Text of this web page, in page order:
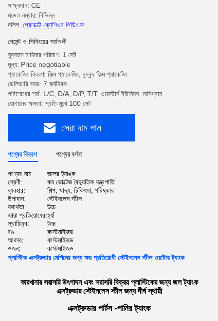
সাক্ষ্যদান: CE
মডেল নম্বার: বিভিন্ন
দলিল: প্রোডাক্ট ব্রোশিওর পিডিএফ
পেমেন্ট ও শিপিংয়ের শর্তাবলী
ন্যূনতম চাহিদার পরিমাণ: 1 সেট
মূল্য: Price negotiable
প্যাকেজিং বিবরণ: ফিল্ম প্যাকেজিং, বুদ্বুদ ফিল্ম প্যাকেজিং
ডেলিভারি সময়: 7 কর্মদিবস
পরিশোধের শর্ত: L/C, D/A, D/P, T/T, ওয়েস্টার্ন ইউনিয়ন, মানিগ্রাম
যোগানের ক্ষমতা: প্রতি মুখে 100 সেট
সেরা দাম পান
পণ্যের বিবরণ পণ্যের বর্ণনা
পণ্যের নাম:
জলের ট্যাঙ্ক
শ্রেণী:
কম ভোল্টেজ বৈদ্যুতিক যন্ত্রপাতি
ব্যবহার:
শিল্প, খাদ্য, চিকিৎসা, পরিষ্কার
উপাদান:
স্টেইনলেস স্টীল
যথার্থতা:
উচ্চ
জারা প্রতিরোধের:হ্যাঁ
স্থায়িত্ব:
উচ্চ
রঙ:
কাস্টমাইজড
আকার:
কাস্টমাইজড
ওজন:
কাস্টমাইজড
প্লাস্টিক এক্সট্রুডার মেশিনের জন্য ক্ষয় প্রতিরোধী স্টেইনলেস স্টীল ওয়াটার ট্যাংক
কারখানার সরাসরি উৎপাদন এবং সরাসরি বিক্রয় প্লাস্টিকের জন্য জল ট্যাংক
এক্সট্রুডার স্টেইনলেস স্টীল জন্য দীর্ঘ স্থায়ী
এক্সট্রুডার পার্টস -পানির ট্যাংক